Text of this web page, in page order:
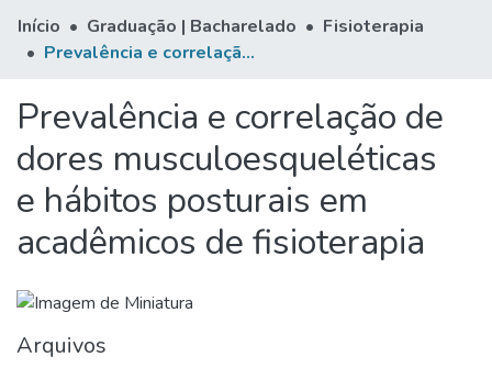
Início Graduação | Bacharelado
Fisioterapia
Prevalência e correlação de dores musculoesqueléticas e hábitos posturais em acadêmicos de fisioterapia
Prevalência e correlação de
dores musculoesqueléticas
e hábitos posturais em
acadêmicos de fisioterapia
Arquivos